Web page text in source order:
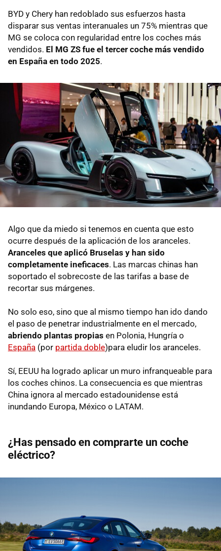
BYD y Chery han redoblado sus esfuerzos hasta
disparar sus ventas interanuales un 75% mientras que
MG se coloca con regularidad entre los coches más
vendidos. El MG ZS fue el tercer coche más vendido
en España en todo 2025.
Algo que da miedo si tenemos en cuenta que esto
ocurre después de la aplicación de los aranceles.
Aranceles que aplicó Bruselas y han sido
completamente ineficaces. Las marcas chinas han
soportado el sobrecoste de las tarifas a base de
recortar sus márgenes.
No solo eso, sino que al mismo tiempo han ido dando
el paso de penetrar industrialmente en el mercado,
abriendo plantas propias en Polonia, Hungría o
España (por partida doble)para eludir los aranceles.
Sí, EEUU ha logrado aplicar un muro infranqueable para
los coches chinos. La consecuencia es que mientras
China ignora al mercado estadounidense está
inundando Europa, México o LATAM.
¿Has pensado en comprarte un coche
eléctrico?